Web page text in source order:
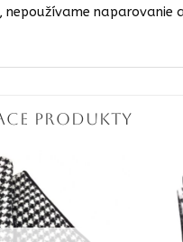
nepoužívame naparovanie
PRODUKTY